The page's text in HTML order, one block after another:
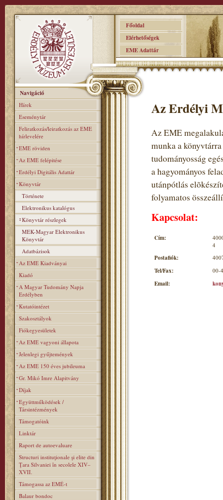
Főoldal
Elérhetőségek
EME Adattár
Navigáció
Hírek
Eseménytár
Feliratkozás/leiratkozás az EME
hírlevelére
EME röviden
Az EME felépitése
Erdélyi Digitális Adattár
Könyvtár
Története
Elektronikus katalógus
Könyvtár részlegek
MEK-Magyar Elektronikus
Könyvtár
Adatbázisok
Az EME Kiadványai
Kiadó
A Magyar Tudomány Napja
Erdélyben
Kutatóintézet
Szakosztályok
Fiókegyesületek
Az EME vagyoni állapota
Jelenlegi gyűjtemények
Az EME 150 éves jubileuma
Gr. Mikó Imre Alapitvány
Díjak
Együttműködések /
Társintézmények
Támogatóink
Linktár
Raport de autoevaluare
Structuri instituţionale şi elite din
Ţara Silvaniei în secolele XIV–
XVII.
Támogassa az EMÉ-t
Balaur bondoc
Az Erdélyi
Az EME
munka a
tudományosság
a hagyományos
utánpótlás
folyamatos
Kapcsolat:
Cím:
4
Postafiók:
Tel/Fax: 00-
Email: